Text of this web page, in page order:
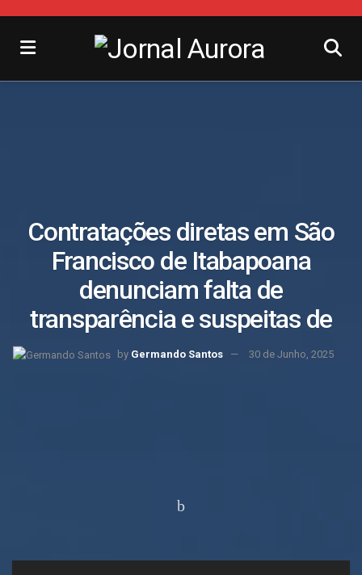
Contratações diretas em São
Francisco de Itabapoana
denunciam falta de
transparência e suspeitas de
by Germando Santos 30 de Junho, 2025